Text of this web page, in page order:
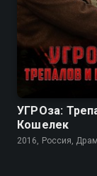
УГРОза:
Кошелек
2016, Россия,